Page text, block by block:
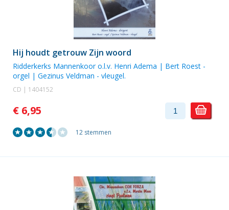
Hij houdt getrouw Zijn woord
Ridderkerks Mannenkooro.l.v. Henri Adema | Bert Roest -
orgel | Gezinus Veldman - vleugel.
CD | 1404152
€ 6,95
12 stemmen